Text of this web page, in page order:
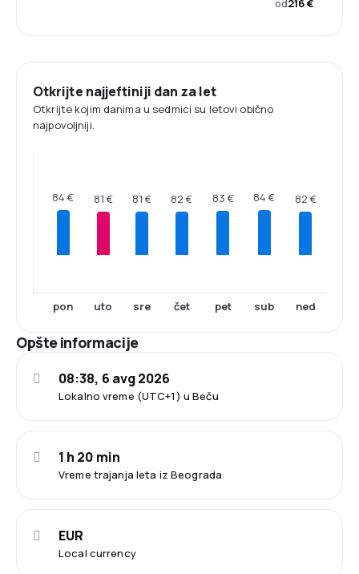
od216 €
Otkrijte najjeftiniji dan za let
Otkrijte kojim danima u sedmici su letovi obično
najpovoljniji.
84 €
pon
81 €
uto
81 €
sre
82 €
čet
83 €
pet
84 €
sub
82 €
ned
Opšte informacije
Lokalno vreme (UTC+1) u Beču
08:38, 6 avg 2026
Vreme trajanja leta iz Beograda
1 h 20 min
Local currency
EUR